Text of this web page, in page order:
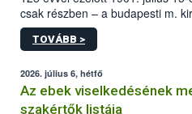
csak részben – a budapesti m.
állomás a Kis Rókus utca 15.
tervezett új épületébe.
TOVÁBB >
2026. július 6, hétfő
Az ebek viselkedésének
szakértők listája